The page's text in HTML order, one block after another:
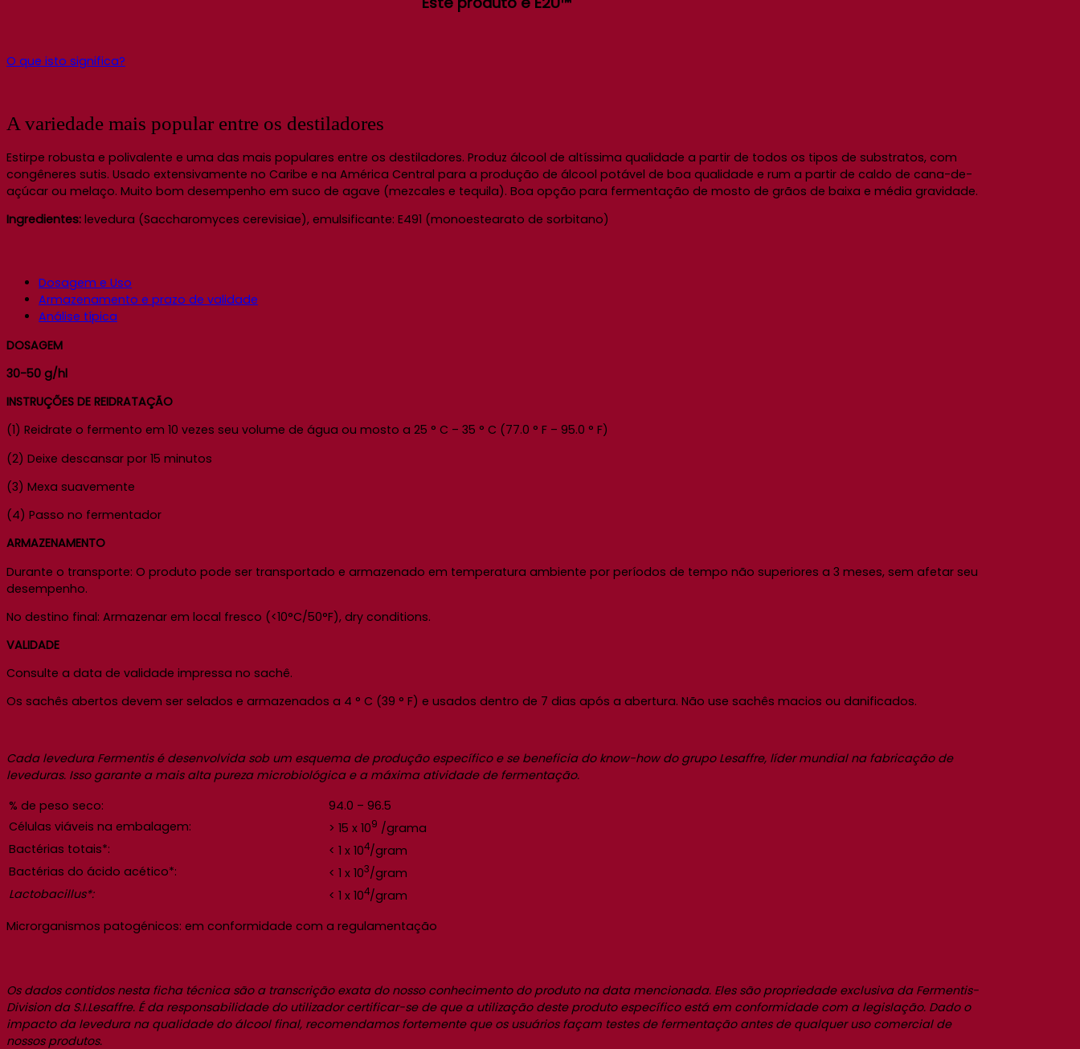
O que isto significa?
A variedade mais popular entre os destiladores
Estirpe robusta e polivalente e uma das mais populares entre os destiladores. Produz álcool de altíssima qualidade a partir de todos os tipos de substratos, com
congêneres sutis. Usado extensivamente no Caribe e na América Central para a produção de álcool potável de boa qualidade e rum a partir de caldo de cana-de-
açúcar ou melaço. Muito bom desempenho em suco de agave (mezcales e tequila). Boa opção para fermentação de mosto de grãos de baixa e média gravidade.
Ingredientes: levedura (Saccharomyces cerevisiae), emulsificante: E491 (monoestearato de sorbitano)
Dosagem e Uso
Armazenamento e prazo de validade
Análise típica
DOSAGEM
30-50 g/hl
INSTRUÇÕES DE REIDRATAÇÃO
(1) Reidrate o fermento em 10 vezes seu volume de água ou mosto a 25 ° C – 35 ° C (77.0 ° F – 95.0 ° F)
(2) Deixe descansar por 15 minutos
(3) Mexa suavemente
(4) Passo no fermentador
ARMAZENAMENTO
Durante o transporte: O produto pode ser transportado e armazenado em temperatura ambiente por períodos de tempo não superiores a 3 meses, sem afetar seu
desempenho.
No destino final: Armazenar em local fresco (<10°C/50°F), dry conditions.
VALIDADE
Consulte a data de validade impressa no sachê.
Os sachês abertos devem ser selados e armazenados a 4 ° C (39 ° F) e usados dentro de 7 dias após a abertura. Não use sachês macios ou danificados.
Cada levedura Fermentis é desenvolvida sob um esquema de produção específico e se beneficia do know-how do grupo Lesaffre, líder mundial na fabricação de
leveduras. Isso garante a mais alta pureza microbiológica e a máxima atividade de fermentação.
% de peso seco:
94.0 – 96.5
Células viáveis na embalagem:
> 15 x 109 /grama
Bactérias totais*:
< 1 x 104/gram
Bactérias do ácido acético*:
< 1 x 103/gram
Lactobacillus*:
< 1 x 104/gram
Microrganismos patogénicos: em conformidade com a regulamentação
Os dados contidos nesta ficha técnica são a transcrição exata do nosso conhecimento do produto na data mencionada. Eles são propriedade exclusiva da Fermentis-
Division da S.I.Lesaffre. É da responsabilidade do utilizador certificar-se de que a utilização deste produto específico está em conformidade com a legislação. Dado o
impacto da levedura na qualidade do álcool final, recomendamos fortemente que os usuários façam testes de fermentação antes de qualquer uso comercial de
nossos produtos.